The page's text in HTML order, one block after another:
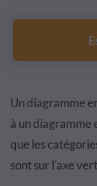
Un diagramme
à un diagramme
que les
sont sur l'axe